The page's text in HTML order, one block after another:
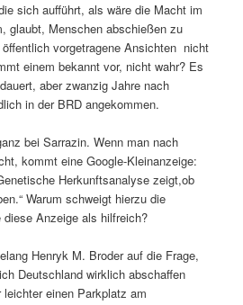
sich aufführt, als wäre die Macht im
glaubt, Menschen abschießen zu
vorgetragene Ansichten nicht
einem bekannt vor, nicht wahr? Es
aber zwanzig Jahre nach
in der BRD angekommen.
bei Sarrazin. Wenn man nach
kommt eine Google-Kleinanzeige:
Herkunftsanalyse zeigt,ob
Warum schweigt hierzu die
Anzeige als hilfreich?
Henryk M. Broder auf die Frage,
Deutschland wirklich abschaffen
leichter einen Parkplatz am